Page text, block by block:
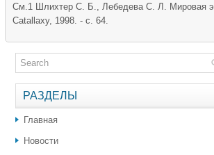
См.1 Шлихтер С. Б., Лебедева С. Л. Мировая
Catallaxy, 1998. - с. 64.
РАЗДЕЛЫ
Главная
Новости